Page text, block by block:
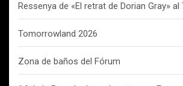
Ressenya de «El retrat de Dorian Gray»
Tomorrowland 2026
Zona de baños del Fórum